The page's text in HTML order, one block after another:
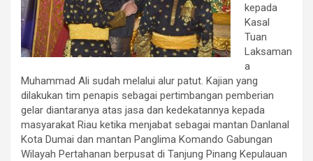
kepada
Kasal
Tuan
Laksaman
a
Muhammad Ali sudah melalui alur patut. Kajian yang
dilakukan tim penapis sebagai pertimbangan pemberian
gelar diantaranya atas jasa dan kedekatannya kepada
masyarakat Riau ketika menjabat sebagai mantan Danlanal
Kota Dumai dan mantan Panglima Komando Gabungan
Wilayah Pertahanan berpusat di Tanjung Pinang Kepulauan